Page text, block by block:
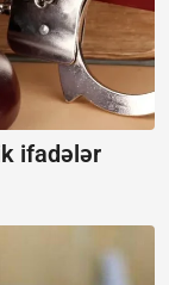
ifadələr